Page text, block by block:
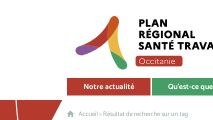
Notre actualité Qu'est-ce
Accueil>Résultat de recherche sur un tag